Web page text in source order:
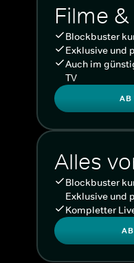
Filme
Blockbuster
Exklusive und
Auch im
TV
Alles
Blockbuster
Exklusive und
Kompletter